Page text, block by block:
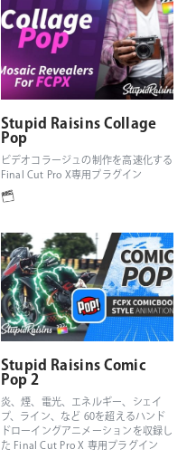
Stupid Raisins Collage
Pop
ビデオコラージュの制作を高速化する
Final Cut Pro X専用プラグイン
Stupid Raisins Comic
Pop 2
炎、煙、電光、エネルギー、シェイ
プ、ライン、など 60を超えるハンド
ドローイングアニメーションを収録し
た Final Cut Pro X 専用プラグイン